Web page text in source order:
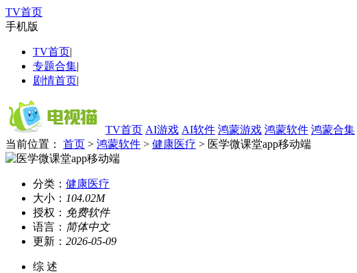
TV首页
手机版
TV首页|
专题合集|
剧情首页|
TV首页 AI游戏 AI软件 鸿蒙游戏 鸿蒙软件 鸿蒙合集
当前位置： 首页 > 鸿蒙软件 > 健康医疗 > 医学微课堂app移动端
分类： 健康医疗
大小： 104.02M
授权： 免费软件
语言： 简体中文
更新： 2026-05-09
综 述